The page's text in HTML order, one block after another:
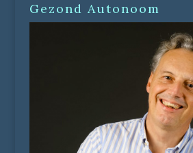
Gezond Autonoom